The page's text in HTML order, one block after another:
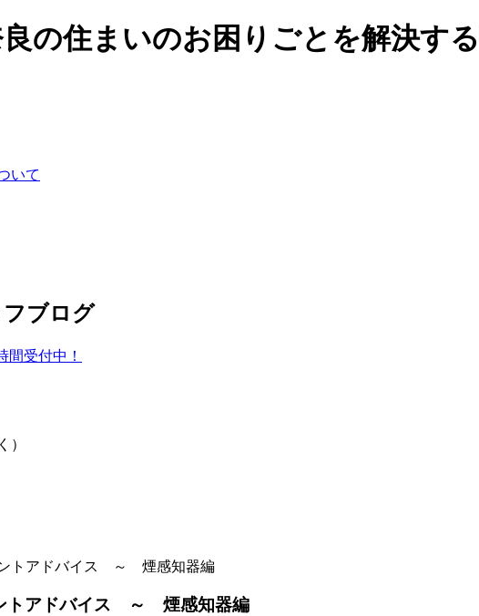
の住まいのお困りごとを解決す
いて
ブログ
間受付中！
）
ントアドバイス ～ 煙感知器編
トアドバイス ～ 煙感知器編